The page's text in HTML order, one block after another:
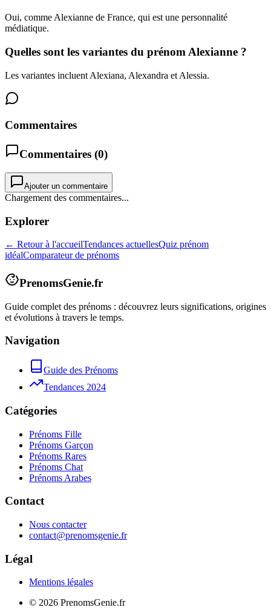
Oui, comme Alexianne de France, qui est une personnalité
médiatique.
Quelles sont les variantes du prénom Alexianne ?
Les variantes incluent Alexiana, Alexandra et Alessia.
Commentaires
Commentaires (0)
Ajouter un commentaire
Chargement des commentaires...
Explorer
← Retour à l'accueilTendances actuellesQuiz prénom
idéalComparateur de prénoms
PrenomsGenie.fr
Guide complet des prénoms : découvrez leurs significations, origines
et évolutions à travers le temps.
Navigation
Guide des Prénoms
Tendances 2024
Catégories
Prénoms Fille
Prénoms Garçon
Prénoms Rares
Prénoms Chat
Prénoms Arabes
Contact
Nous contacter
contact@prenomsgenie.fr
Légal
Mentions légales
© 2026 PrenomsGenie.fr